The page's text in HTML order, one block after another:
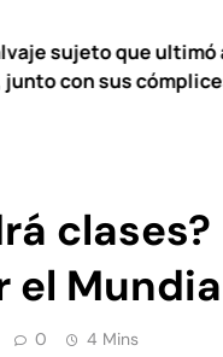
ultimó a
clases?
el
0 4 Mins